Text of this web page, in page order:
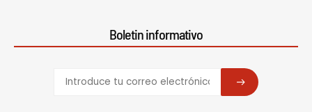
Boletin informativo
SUBSCRIBE